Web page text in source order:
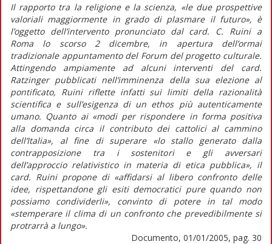
Il rapporto tra la religione e la scienza, «le due prospettive
valoriali maggiormente in grado di plasmare il futuro», è
l’oggetto dell’intervento pronunciato dal card. C. Ruini a
Roma lo scorso 2 dicembre, in apertura dell’ormai
tradizionale appuntamento del Forum del progetto culturale.
Attingendo ampiamente ad alcuni interventi del card.
Ratzinger pubblicati nell’imminenza della sua elezione al
pontificato, Ruini riflette infatti sui limiti della razionalità
scientifica e sull’esigenza di un ethos più autenticamente
umano. Quanto ai «modi per rispondere in forma positiva
alla domanda circa il contributo dei cattolici al cammino
dell’Italia», al fine di superare «lo stallo generato dalla
contrapposizione tra i sostenitori e gli avversari
dell’approccio relativistico in materia di etica pubblica», il
card. Ruini propone di «affidarsi al libero confronto delle
idee, rispettandone gli esiti democratici pure quando non
possiamo condividerli», convinto di potere in tal modo
«stemperare il clima di un confronto che prevedibilmente si
protrarrà a lungo».
Documento, 01/01/2005, pag. 30